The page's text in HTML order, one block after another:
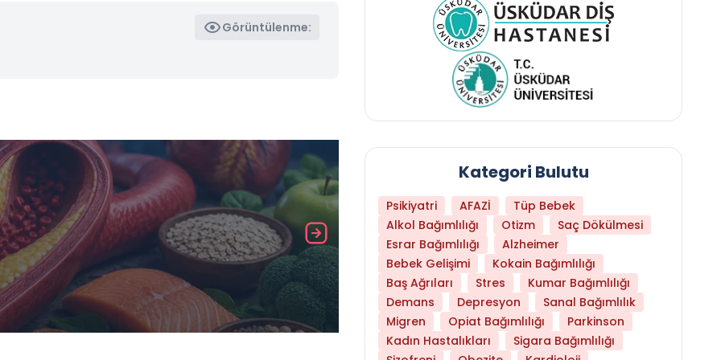
Görüntülenme:
Daha Az Protein Tüketmek Yaşlanmayı
Kategori Bulutu
Psikiyatri AFAZİ
Tüp Bebek
Alkol Bağımlılığı
Otizm
Saç Dökülmesi
Esrar Bağımlılığı
Alzheimer
Bebek Gelişimi
Kokain Bağımlılığı
Baş Ağrıları
Stres
Kumar Bağımlılığı
Demans
Depresyon
Sanal Bağımlılık
Migren
Opiat Bağımlılığı
Parkinson
Kadın Hastalıkları
Sigara Bağımlılığı